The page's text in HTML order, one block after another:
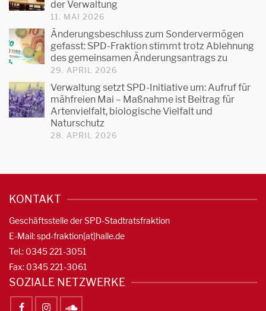
der Verwaltung
11. MAI 2026
Änderungsbeschluss zum Sondervermögen
gefasst: SPD-Fraktion stimmt trotz Ablehnung
des gemeinsamen Änderungsantrags zu
29. APRIL 2026
Verwaltung setzt SPD-Initiative um: Aufruf für
mähfreien Mai – Maßnahme ist Beitrag für
Artenvielfalt, biologische Vielfalt und
Naturschutz
28. APRIL 2026
KONTAKT
Geschäftsstelle der SPD-Stadtratsfraktion
E-Mail: spd-fraktion[at]halle.de
Tel.: 0345 221-3051
Fax: 0345 221-3061
SOZIALE NETZWERKE